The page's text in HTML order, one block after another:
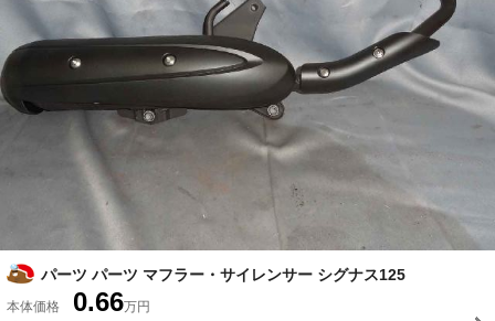
パーツ パーツ マフラー・サイレンサー シグナス125
本体価格 0.66万円